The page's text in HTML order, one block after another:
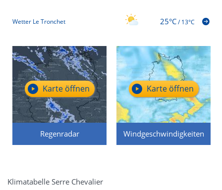
Wetter Le Tronchet 25°C/13°C
Regenradar
Karte öffnen
Windgeschwindigkeiten
Karte öffnen
Klimatabelle Serre Chevalier